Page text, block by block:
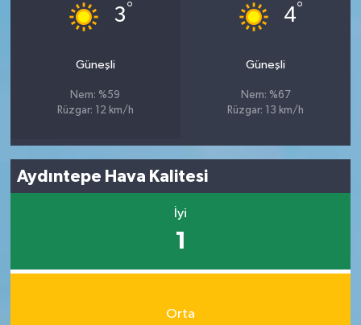
3°
Güneşli
Nem: %59
Rüzgar: 12 km/h
4°
Güneşli
Nem: %67
Rüzgar: 13 km/h
Aydıntepe Hava Kalitesi
İyi
1
Orta